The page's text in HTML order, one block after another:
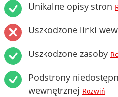
Unikalne opisy stron
Uszkodzone linki
Uszkodzone zasoby
Podstrony
wewnętrznej Rozwiń